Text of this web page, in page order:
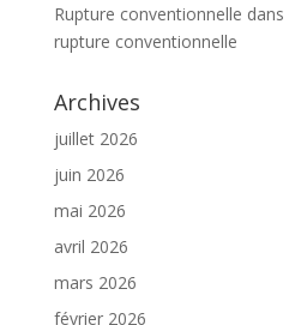
Rupture conventionnelle dans
rupture conventionnelle
Archives
juillet 2026
juin 2026
mai 2026
avril 2026
mars 2026
février 2026